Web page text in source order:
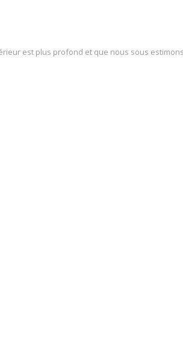
est plus profond et que nous sous